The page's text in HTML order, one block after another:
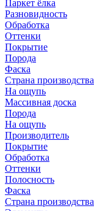
Паркет ёлка
Разновидность
Обработка
Оттенки
Покрытие
Порода
Фаска
Страна производства
На ощупь
Массивная доска
Порода
На ощупь
Производитель
Покрытие
Обработка
Оттенки
Полосность
Фаска
Страна производства